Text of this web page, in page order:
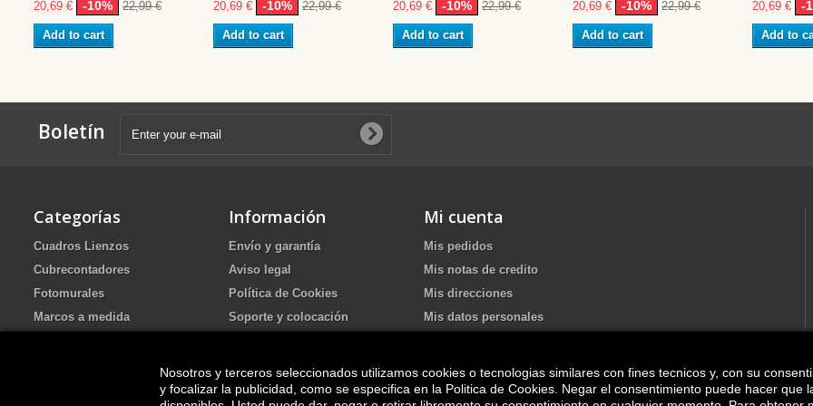
20,69 € -10% 22,99 €
Add to cart
20,69 € -10% 22,99 €
Add to cart
20,69 € -10% 22,99 €
Add to cart
20,69 € -10% 22,99 €
Add to cart
20,69 € -
Add to
Boletín
Categorías
Cuadros Lienzos
Cubrecontadores
Fotomurales
Marcos a medida
Información
Envío y garantía
Aviso legal
Política de Cookies
Soporte y colocación
FAQ
Mi cuenta
Mis pedidos
Mis notas de credito
Mis direcciones
Mis datos personales
Update your Cookie preferences
Nosotros y terceros seleccionados utilizamos cookies o tecnologias similares con fines tecnicos y, con su
y focalizar la publicidad, como se especifica en la Politica de Cookies. Negar el consentimiento puede hacer que